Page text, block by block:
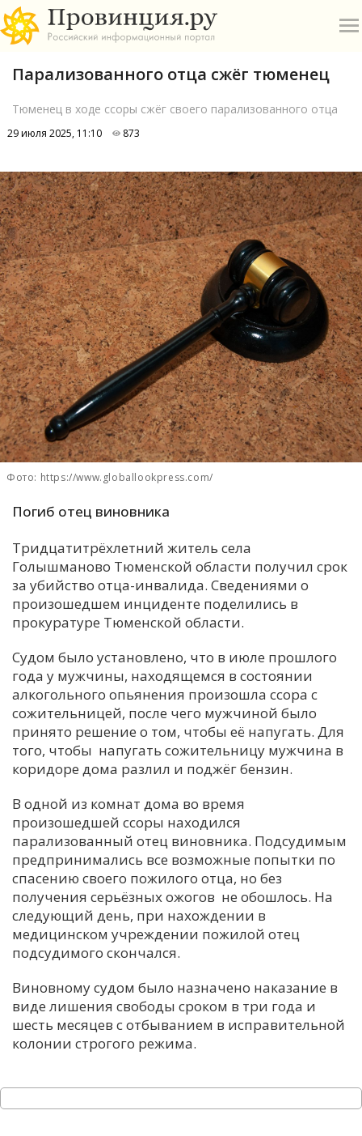
А
Б
В
Е
И
М
Н
О
П
Р
С
Х
Я
Парализованного отца сжёг тюменец
Тюменец в ходе ссоры сжёг своего парализованного отца
29 июля 2025, 11:10 873
Фото: https://www.globallookpress.com/
Погиб отец виновника
Тридцатитрёхлетний житель села
Голышманово Тюменской области получил срок
за убийство отца-инвалида. Сведениями о
произошедшем инциденте поделились в
прокуратуре Тюменской области.
Судом было установлено, что в июле прошлого
года у мужчины, находящемся в состоянии
алкогольного опьянения произошла ссора с
сожительницей, после чего мужчиной было
принято решение о том, чтобы её напугать. Для
того, чтобы напугать сожительницу мужчина в
коридоре дома разлил и поджёг бензин.
В одной из комнат дома во время
произошедшей ссоры находился
парализованный отец виновника. Подсудимым
предпринимались все возможные попытки по
спасению своего пожилого отца, но без
получения серьёзных ожогов не обошлось. На
следующий день, при нахождении в
медицинском учреждении пожилой отец
подсудимого скончался.
Виновному судом было назначено наказание в
виде лишения свободы сроком в три года и
шесть месяцев с отбыванием в исправительной
колонии строгого режима.